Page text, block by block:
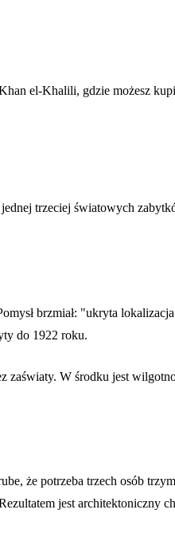
el-Khalili, gdzie możesz
trzeciej światowych
brzmiał: "ukryta
do 1922 roku.
W środku jest
że potrzeba trzech osób
jest architektoniczny